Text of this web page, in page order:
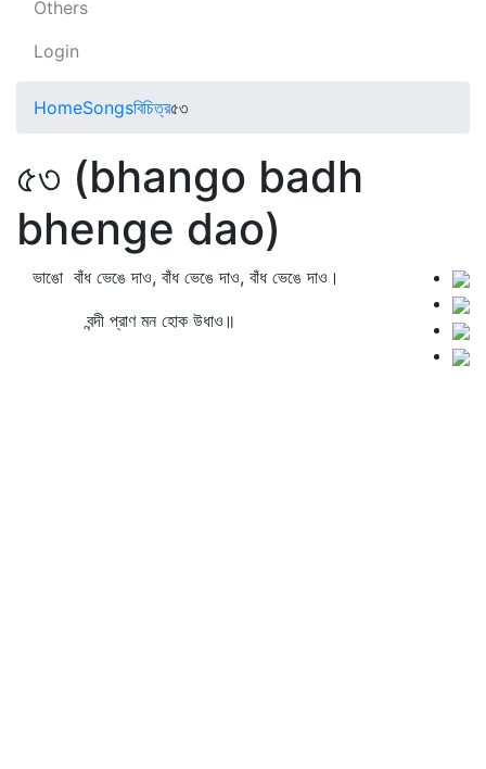
Others
Login
HomeSongsবিচিত্র৫৩
৫৩ (bhango badh
bhenge dao)
ভাঙো বাঁধ ভেঙে দাও, বাঁধ ভেঙে দাও, বাঁধ ভেঙে দাও।
বন্দী প্রাণ মন হোক উধাও॥